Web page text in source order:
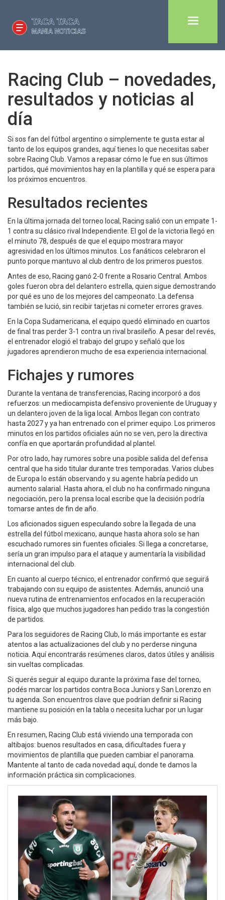
Racing Club – novedades,
resultados y noticias al
día
Si sos fan del fútbol argentino o simplemente te gusta estar al
tanto de los equipos grandes, aquí tienes lo que necesitas saber
sobre Racing Club. Vamos a repasar cómo le fue en sus últimos
partidos, qué movimientos hay en la plantilla y qué se espera para
los próximos encuentros.
Resultados recientes
En la última jornada del torneo local, Racing salió con un empate 1-
1 contra su clásico rival Independiente. El gol de la victoria llegó en
el minuto 78, después de que el equipo mostrara mayor
agresividad en los últimos minutos. Los fanáticos celebraron el
punto porque mantuvo al club dentro de los primeros puestos.
Antes de eso, Racing ganó 2-0 frente a Rosario Central. Ambos
goles fueron obra del delantero estrella, quien sigue demostrando
por qué es uno de los mejores del campeonato. La defensa
también se lució, sin recibir tarjetas ni cometer errores graves.
En la Copa Sudamericana, el equipo quedó eliminado en cuartos
de final tras perder 3-1 contra un rival brasileño. A pesar del revés,
el entrenador elogió el trabajo del grupo y señaló que los
jugadores aprendieron mucho de esa experiencia internacional.
Fichajes y rumores
Durante la ventana de transferencias, Racing incorporó a dos
refuerzos: un mediocampista defensivo proveniente de Uruguay y
un delantero joven de la liga local. Ambos llegan con contrato
hasta 2027 y ya han entrenado con el primer equipo. Los primeros
minutos en los partidos oficiales aún no se ven, pero la directiva
confía en que aportarán profundidad al plantel.
Por otro lado, hay rumores sobre una posible salida del defensa
central que ha sido titular durante tres temporadas. Varios clubes
de Europa lo están observando y su agente habría pedido un
aumento salarial. Hasta ahora, el club no ha confirmado ninguna
negociación, pero la prensa local escribe que la decisión podría
tomarse antes de fin de año.
Los aficionados siguen especulando sobre la llegada de una
estrella del fútbol mexicano, aunque hasta ahora solo se han
escuchado rumores sin fuentes oficiales. Si llega a concretarse,
sería un gran impulso para el ataque y aumentaría la visibilidad
internacional del club.
En cuanto al cuerpo técnico, el entrenador confirmó que seguirá
trabajando con su equipo de asistentes. Además, anunció una
nueva rutina de entrenamientos enfocados en la recuperación
física, algo que muchos jugadores han pedido tras la congestión
de partidos.
Para los seguidores de Racing Club, lo más importante es estar
atentos a las actualizaciones del club y no perderse ninguna
noticia. Aquí encontrarás resúmenes claros, datos útiles y análisis
sin vueltas complicadas.
Si querés seguir al equipo durante la próxima fase del torneo,
podés marcar los partidos contra Boca Juniors y San Lorenzo en
tu agenda. Son encuentros clave que podrían definir si Racing
mantiene su posición en la tabla o necesita luchar por un lugar
más bajo.
En resumen, Racing Club está viviendo una temporada con
altibajos: buenos resultados en casa, dificultades fuera y
movimientos de plantilla que pueden cambiar el panorama.
Mantente al tanto de cada novedad aquí, donde te damos la
información práctica sin complicaciones.